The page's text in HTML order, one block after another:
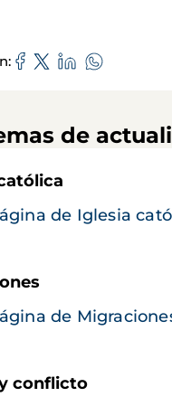
de
de Iglesia
de
conflicto